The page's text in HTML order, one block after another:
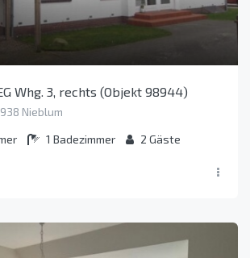
Whg. 3, rechts (Objekt 98944)
Nieblum
1 Badezimmer 2 Gäste